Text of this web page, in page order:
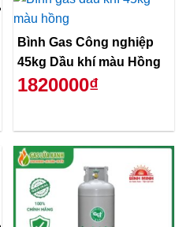
Bình Gas Công nghiệp
45kg Dầu khí màu Hồng
1820000₫